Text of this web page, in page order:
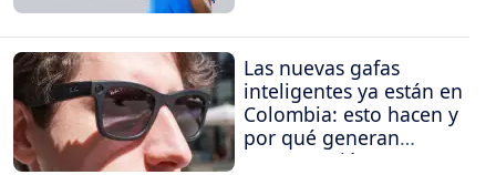
Las nuevas gafas
inteligentes ya están en
Colombia: esto hacen y
por qué generan
preocupación